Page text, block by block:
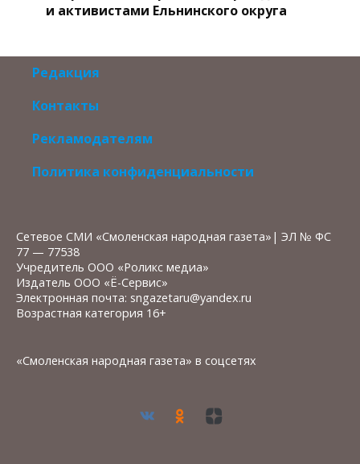
и активистами Ельнинского округа
Редакция
Контакты
Рекламодателям
Политика конфиденциальности
Сетевое СМИ «Смоленская народная газета»| ЭЛ № ФС
77 — 77538
Учредитель ООО «Роликс медиа»
Издатель ООО «Ё-Сервис»
Электронная почта: sngazetaru@yandex.ru
Возрастная категория 16+
«Смоленская народная газета» в соцсетях